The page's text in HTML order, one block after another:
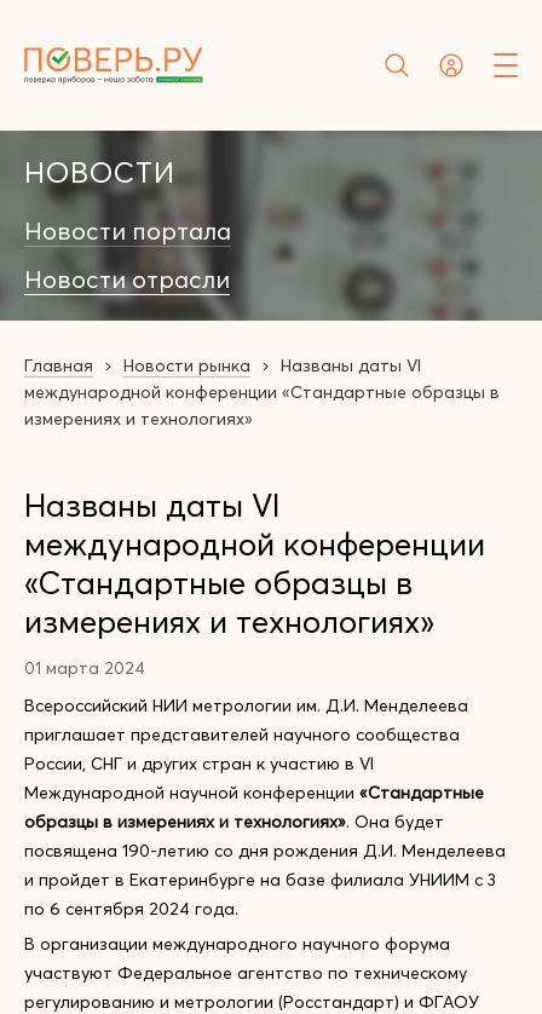
НОВОСТИ
Новости портала
Новости отрасли
Главная Новости рынка
Названы даты VI
международной конференции «Стандартные образцы в
измерениях и технологиях»
Названы даты VI
международной конференции
«Стандартные образцы в
измерениях и технологиях»
01 марта 2024
Всероссийский НИИ метрологии им. Д.И. Менделеева
приглашает представителей научного сообщества
России, СНГ и других стран к участию в VI
Международной научной конференции «Стандартные
образцы в измерениях и технологиях». Она будет
посвящена 190-летию со дня рождения Д.И. Менделеева
и пройдет в Екатеринбурге на базе филиала УНИИМ с 3
по 6 сентября 2024 года.
В организации международного научного форума
участвуют Федеральное агентство по техническому
регулированию и метрологии (Росстандарт) и ФГАОУ